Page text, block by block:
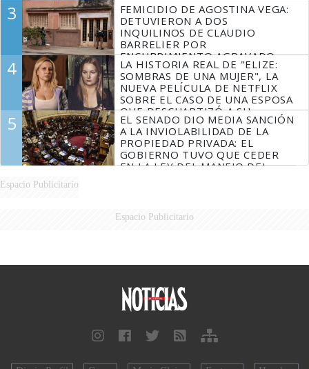
3
FEMICIDIO DE AGOSTINA VEGA:
DETUVIERON A DOS
INQUILINOS DE CLAUDIO
BARRELIER POR
ENCUBRIMIENTO AGRAVADO
4
LA HISTORIA REAL DE "ELIZE:
SOMBRAS DE UNA MUJER", LA
NUEVA PELÍCULA DE NETFLIX
SOBRE EL CASO DE UNA ESPOSA
QUE DESCUARTIZÓ A SU
MARIDO
5
EL SENADO DIO MEDIA SANCIÓN
A LA INVIOLABILIDAD DE LA
PROPIEDAD PRIVADA: EL
GOBIERNO TUVO QUE CEDER
EN LA LEY DEL MANEJO DEL
Espacio Publicitario
Espacio Publicitario